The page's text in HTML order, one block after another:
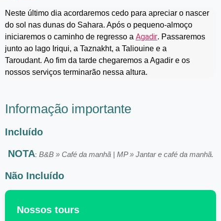
Neste último dia acordaremos cedo para apreciar o nascer
do sol nas dunas do Sahara. Após o pequeno-almoço
iniciaremos o caminho de regresso a Agadir. Passaremos
junto ao lago Iriqui, a Taznakht, a Taliouine e a
Taroudant. Ao fim da tarde chegaremos a Agadir e os
nossos serviços terminarão nessa altura.
Informação importante
Incluído
NOTA: B&B » Café da manhã | MP » Jantar e café da manhã.
Não Incluído
Nossos tours